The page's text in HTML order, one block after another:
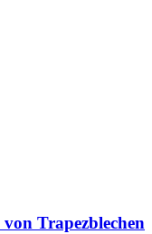
Trapezblechen